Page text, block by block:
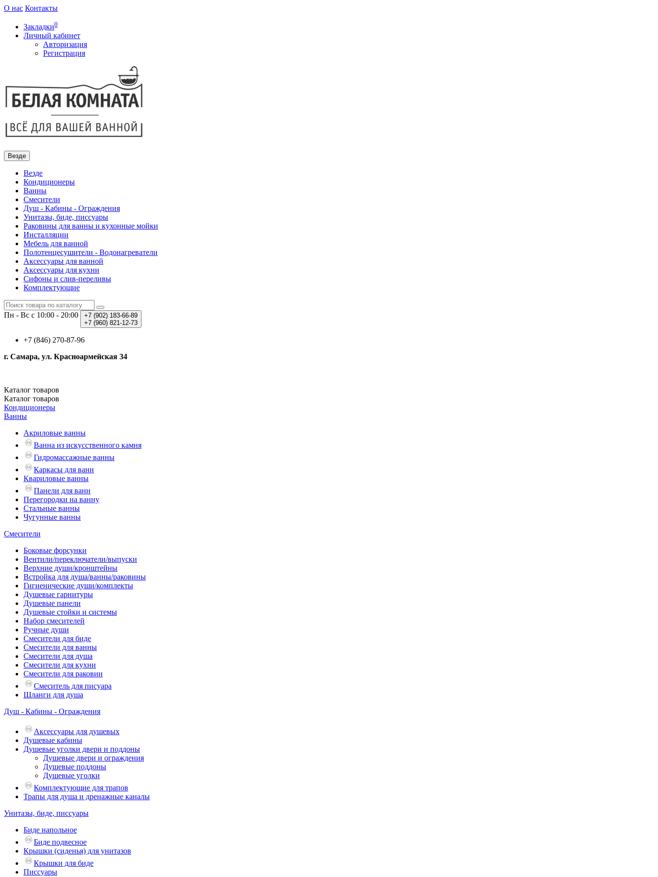
О нас Контакты
Закладки0
Личный кабинет
Авторизация
Регистрация
Везде
Везде
Кондиционеры
Ванны
Смесители
Душ - Кабины - Ограждения
Унитазы, биде, писсуары
Раковины для ванны и кухонные мойки
Инсталляции
Мебель для ванной
Полотенцесушители - Водонагреватели
Аксессуары для ванной
Аксессуары для кухни
Сифоны и слив-переливы
Комплектующие
Пн - Вс с 10:00 - 20:00 +7 (902) 183-66-89
+7 (960) 821-12-73
+7 (846) 270-87-96
г. Самара, ул. Красноармейская 34
Каталог товаров
Каталог товаров
Кондиционеры
Ванны
Акриловые ванны
Ванна из искусственного камня
Гидромассажные ванны
Каркасы для ванн
Квариловые ванны
Панели для ванн
Перегородки на ванну
Стальные ванны
Чугунные ванны
Смесители
Боковые форсунки
Вентили/переключатели/выпуски
Верхние души/кронштейны
Встройка для душа/ванны/раковины
Гигиенические души/комплекты
Душевые гарнитуры
Душевые панели
Душевые стойки и системы
Набор смесителей
Ручные души
Смесители для биде
Смесители для ванны
Смесители для душа
Смесители для кухни
Смесители для раковин
Смеситель для писуара
Шланги для душа
Душ - Кабины - Ограждения
Аксессуары для душевых
Душевые кабины
Душевые уголки двери и поддоны
Душевые двери и ограждения
Душевые поддоны
Душевые уголки
Комплектующие для трапов
Трапы для душа и дренажные каналы
Унитазы, биде, писсуары
Биде напольное
Биде подвесное
Крышки (сиденья) для унитазов
Крышки для биде
Писсуары